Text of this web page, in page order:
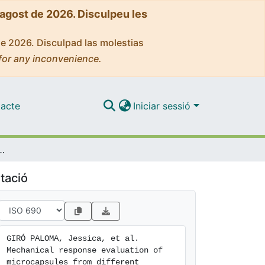
de 2026. Disculpeu les
2026. Disculpad las molestias
any inconvenience.
Iniciar sessió
from different slurries
GIRÓ PALOMA, Jessica, et al.
Mechanical response evaluation of
microcapsules from different